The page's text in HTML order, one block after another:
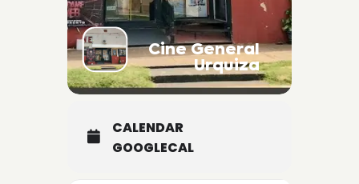
Cine General
Urquiza
CALENDAR
GOOGLECAL